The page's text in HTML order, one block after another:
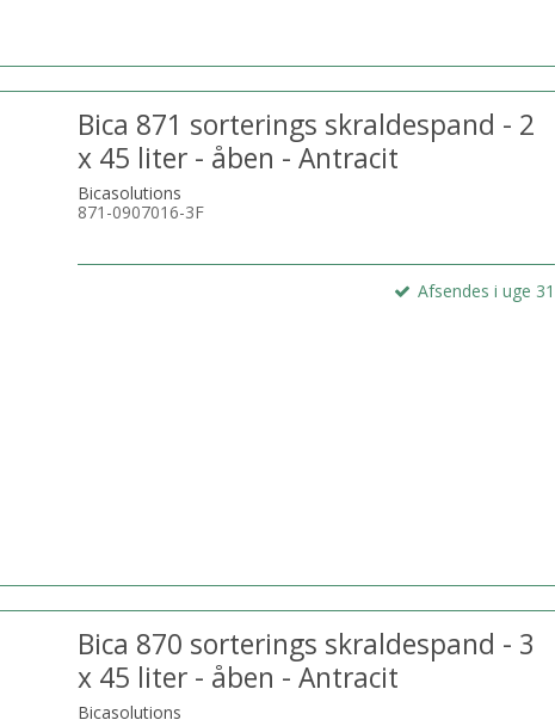
Bica 871 sorterings skraldespand - 2
x 45 liter - åben - Antracit
Bicasolutions
871-0907016-3F
Afsendes i uge 31
Bica 870 sorterings skraldespand - 3
x 45 liter - åben - Antracit
Bicasolutions